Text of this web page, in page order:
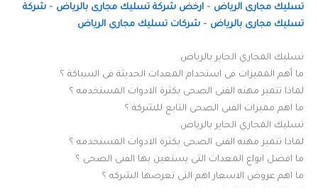
تسليك مجارى الرياض – ارخض شركة تسليك مجارى بالرياض – شركة
تسليك مجارى بالرياض – شركات تسليك مجارى الرياض
تسليك المجاري الحاير بالرياض
ما أهم المميزات فى استخدام المعدات الحديثة فى السباكة ؟
لماذا تتميز مهنه الفنى الصحى بكثرة الادوات المستخدمه ؟
ما اهم مميزات الفنى الصحى التابع للشركة ؟
تسليك المجاري الحاير بالرياض
لماذا تتميز مهنه الفنى الصحى بكثرة الادوات المستخدمه ؟
ما افضل انواع المعدات التى يستعين بها الفنى الصحى ؟
ما اهم عروض الاسعار اهم التى تعرضها الشركه ؟